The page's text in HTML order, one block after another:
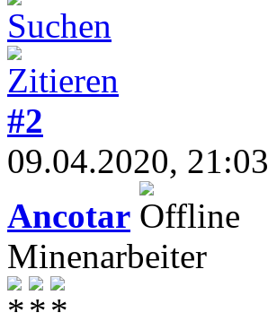
#2
09.04.2020, 21:03
Ancotar
Minenarbeiter